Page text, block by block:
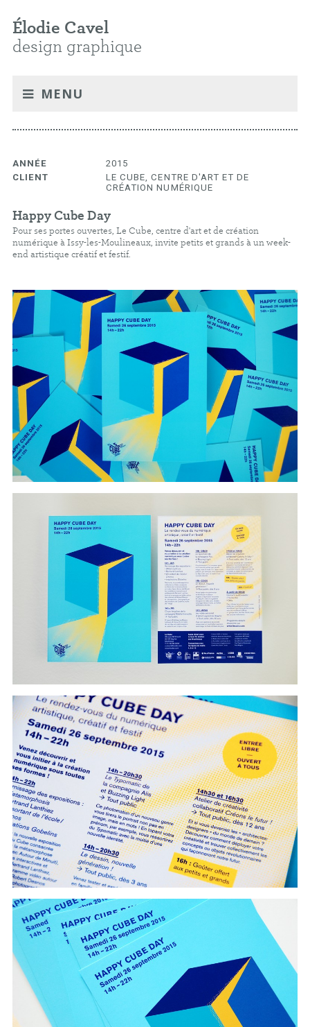
Élodie Cavel
design graphique
MENU
ANNÉE
2015
CLIENT
LE CUBE, CENTRE D'ART ET DE
CRÉATION NUMÉRIQUE
Happy Cube Day
Pour ses portes ouvertes, Le Cube, centre d'art et de création
numérique à Issy-les-Moulineaux, invite petits et grands à un week-
end artistique créatif et festif.